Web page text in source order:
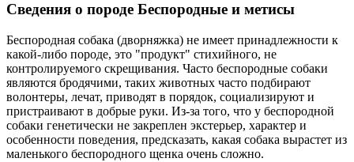
Сведения о породе Бeспородные и метисы
Беспородная собака (дворняжка) не имеет принадлежности к
какой-либо породе, это "продукт" стихийного, не
контролируемого скрещивания. Часто беспородные собаки
являются бродячими, таких животных часто подбирают
волонтеры, лечат, приводят в порядок, социализируют и
пристраивают в добрые руки. Из-за того, что у беспородной
собаки генетически не закреплен экстерьер, характер и
особенности поведения, предсказать, какая собака вырастет из
маленького беспородного щенка очень сложно.